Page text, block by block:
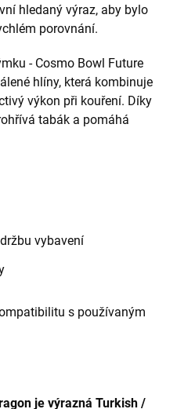
hledaný výraz, aby bylo
porovnání.
- Cosmo Bowl Future
hlíny, která kombinuje
výkon při kouření. Díky
tabák a pomáhá
vybavení
s používaným
je výrazná Turkish /